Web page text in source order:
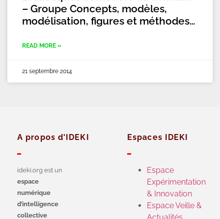
– Groupe Concepts, modèles,
modélisation, figures et méthodes…
READ MORE »
21 septembre 2014
A propos d'IDEKI
ideki.org est un
espace
numérique
d’intelligence
collective
Espaces IDEKI
Espace
Expérimentation
& Innovation
Espace Veille &